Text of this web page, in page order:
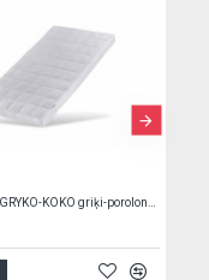
Sport Cup with Foldable Spout 400 ml CARS 56/618